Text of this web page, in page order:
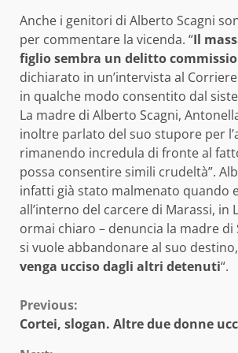
Anche i genitori di Alberto Scagni
per commentare la vicenda. “Il
figlio sembra un delitto
dichiarato in un’intervista al
in qualche modo consentito dal
La madre di Alberto Scagni,
inoltre parlato del suo stupore per
rimanendo incredula di fronte al
possa consentire simili crudeltà”.
infatti già stato malmenato quando
all’interno del carcere di Marassi, in
ormai chiaro – denuncia la madre di
si vuole abbandonare al suo destino,
venga ucciso dagli altri detenuti“.
Continue
Reading
Previous:
Cortei, slogan. Altre due donne